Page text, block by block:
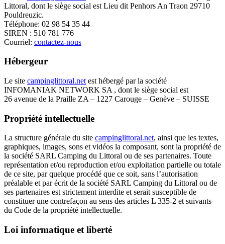
Littoral, dont le siège social est Lieu dit Penhors An Traon 29710
Pouldreuzic.
Téléphone: 02 98 54 35 44
SIREN : 510 781 776
Courriel: contactez-nous
Hébergeur
Le site campinglittoral.net est hébergé par la société
INFOMANIAK NETWORK SA , dont le siège social est
26 avenue de la Praille ZA – 1227 Carouge – Genève – SUISSE
Propriété intellectuelle
La structure générale du site campinglittoral.net, ainsi que les textes,
graphiques, images, sons et vidéos la composant, sont la propriété de
la société SARL Camping du Littoral ou de ses partenaires. Toute
représentation et/ou reproduction et/ou exploitation partielle ou totale
de ce site, par quelque procédé que ce soit, sans l’autorisation
préalable et par écrit de la société SARL Camping du Littoral ou de
ses partenaires est strictement interdite et serait susceptible de
constituer une contrefaçon au sens des articles L 335-2 et suivants
du Code de la propriété intellectuelle.
Loi informatique et liberté